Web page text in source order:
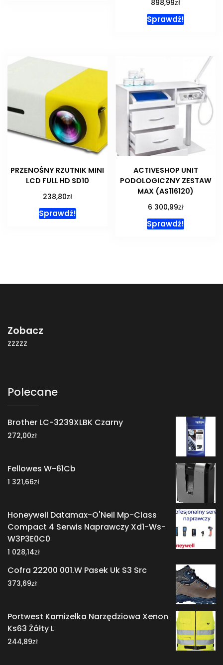
898,99zł
Sprawdź!
PRZENOŚNY RZUTNIK MINI
LCD FULL HD SD10
238,80zł
Sprawdź!
ACTIVESHOP UNIT
PODOLOGICZNY ZESTAW
MAX (AS116120)
6 300,99zł
Sprawdź!
Zobacz
zzzzz
Polecane
Brother LC-3239XLBK Czarny
272,00zł
Fellowes W-61Cb
1 321,66zł
Honeywell Datamax-O'Neil Mp-Class
Compact 4 Serwis Naprawczy Xd1-Ws-
W3P3E0C0
1 028,14zł
Cofra 22200 001.W Pasek Uk S3 Src
373,69zł
Portwest Kamizelka Narzędziowa Xenon
Ks63 Żółty L
244,89zł